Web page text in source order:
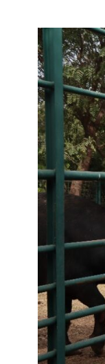
Exploration
Nature
:
Les
Élèves
de
4ᵉ
au
Parc